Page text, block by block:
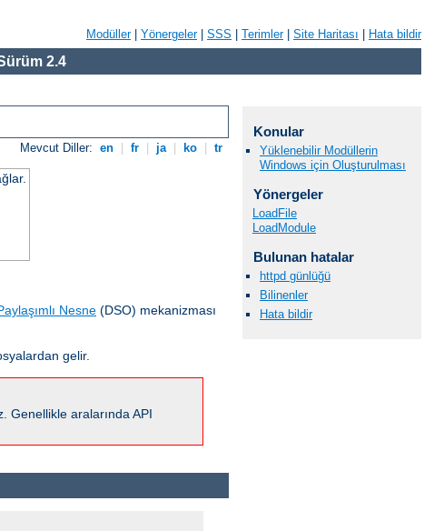
Modüller| Yönergeler| SSS Terimler| Site Haritası Hata bildir
2.4
Mevcut Diller: en fr ja ko tr
Nesne (DSO) mekanizması
gelir.
Genellikle aralarında API
Konular
Yüklenebilir Modüllerin
Windows için Oluşturulması
Yönergeler
LoadFile
LoadModule
Bulunan hatalar
httpd günlüğü
Bilinenler
Hata bildir